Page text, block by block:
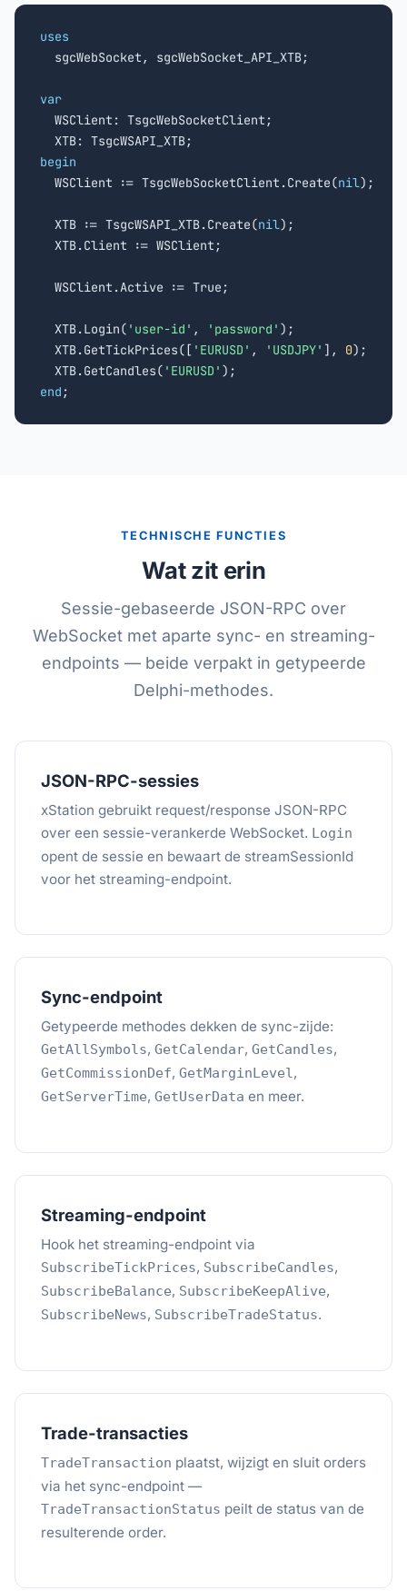
uses
sgcWebSocket, sgcWebSocket_API_XTB;
var
WSClient: TsgcWebSocketClient;
begin
WSClient := TsgcWebSocketClient.Create(nil);
  XTB := TsgcWSAPI_XTB.Create(
nil);
  XTB.Client := WSClient;
  WSClient.Active := True;
  XTB.Login(
'user-id' , 'password' );
  XTB.GetTickPrices([
'EURUSD' , 'USDJPY' ], 0);
  XTB.GetCandles(
'EURUSD'
end ;
TECHNISCHE FUNCTIES
Wat zit erin
Sessie-gebaseerde JSON-RPC over
WebSocket met aparte sync- en streaming-
endpoints — beide verpakt in getypeerde
Delphi-methodes.
JSON-RPC-sessies
xStation gebruikt request/response JSON-RPC
over een sessie-verankerde WebSocket. Login
opent de sessie en bewaart de streamSessionId
voor het streaming-endpoint.
Sync-endpoint
Getypeerde methodes dekken de sync-zijde:
GetAllSymbols, GetCalendar, GetCandles,
GetCommissionDef, GetMarginLevel,
GetServerTime, GetUserData en meer.
Streaming-endpoint
Hook het streaming-endpoint via
SubscribeTickPrices, SubscribeCandles,
SubscribeBalance, SubscribeKeepAlive,
SubscribeNews, SubscribeTradeStatus.
Trade-transacties
TradeTransaction plaatst, wijzigt en sluit orders
via het sync-endpoint —
TradeTransactionStatus peilt de status van de
resulterende order.